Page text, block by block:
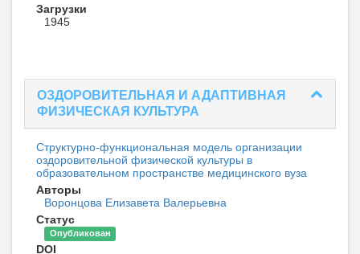
Загрузки
1945
ОЗДОРОВИТЕЛЬНАЯ И АДАПТИВНАЯ
ФИЗИЧЕСКАЯ КУЛЬТУРА
Структурно-функциональная модель организации
оздоровительной физической культуры в
образовательном пространстве медицинского вуза
Авторы
Воронцова Елизавета Валерьевна
Статус
Опубликован
DOI